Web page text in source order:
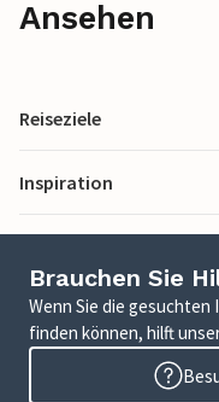
Ansehen
Reiseziele
Inspiration
Brauchen Sie
Wenn Sie die gesuchten
finden können, hilft